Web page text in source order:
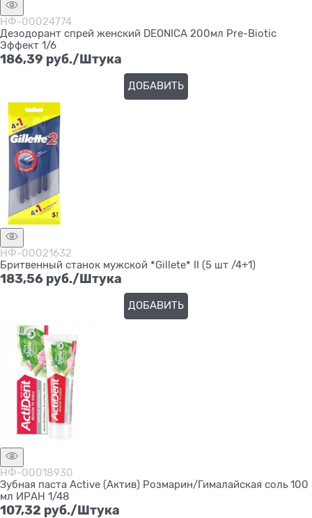
НФ-00024774
Дезодорант спрей женский DEONICA 200мл Pre-Biotic
Эффект 1/6
186,39 руб./Штука
ДОБАВИТЬ
НФ-00021632
Бритвенный станок мужской *Gillete* II (5 шт /4+1)
183,56 руб./Штука
ДОБАВИТЬ
НФ-00018930
Зубная паста Active (Актив) Розмарин/Гималайская соль 100
мл ИРАН 1/48
107,32 руб./Штука